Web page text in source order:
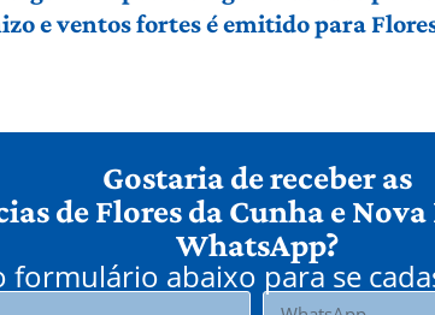
e ventos fortes é emitido para
Gostaria de receber as
de Flores da Cunha e
WhatsApp?
formulário abaixo para se